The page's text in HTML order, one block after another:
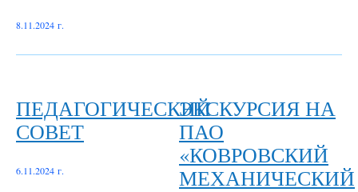
8.11.2024 г.
ПЕДАГОГИЧЕСКИЙ
СОВЕТ
6.11.2024 г.
ЭКСКУРСИЯ НА
ПАО
«КОВРОВСКИЙ
МЕХАНИЧЕСКИЙ